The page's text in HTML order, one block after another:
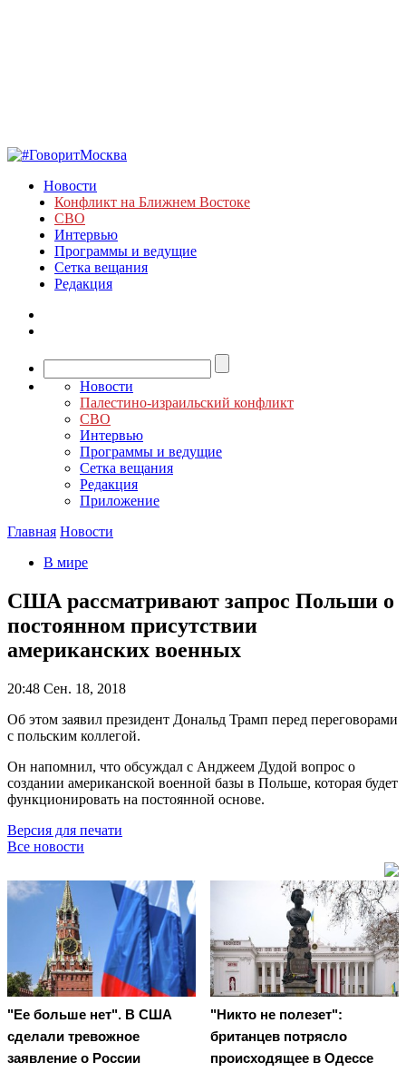
Новости
Конфликт на Ближнем Востоке
СВО
Интервью
Программы и ведущие
Сетка вещания
Редакция
Новости
Палестино-израильский конфликт
СВО
Интервью
Программы и ведущие
Сетка вещания
Редакция
Приложение
Главная Новости
В мире
США рассматривают запрос Польши о
постоянном присутствии
американских военных
20:48 Сен. 18, 2018
Об этом заявил президент Дональд Трамп перед переговорами
с польским коллегой.
Он напомнил, что обсуждал с Анджеем Дудой вопрос о
создании американской военной базы в Польше, которая будет
функционировать на постоянной основе.
Версия для печати
Все новости
"Ее больше нет". В США
сделали тревожное
заявление о России
"Никто не полезет":
британцев потрясло
происходящее в Одессе